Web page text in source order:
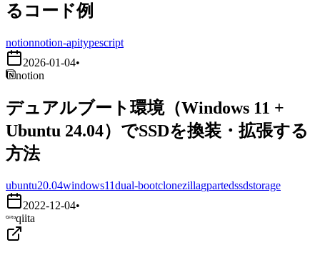
るコード例
notionnotion-apitypescript
2026-01-04•
notion
デュアルブート環境（Windows 11 +
Ubuntu 24.04）でSSDを換装・拡張する
方法
ubuntu20.04windows11dual-bootclonezillagpartedssdstorage
2022-12-04•
qiita